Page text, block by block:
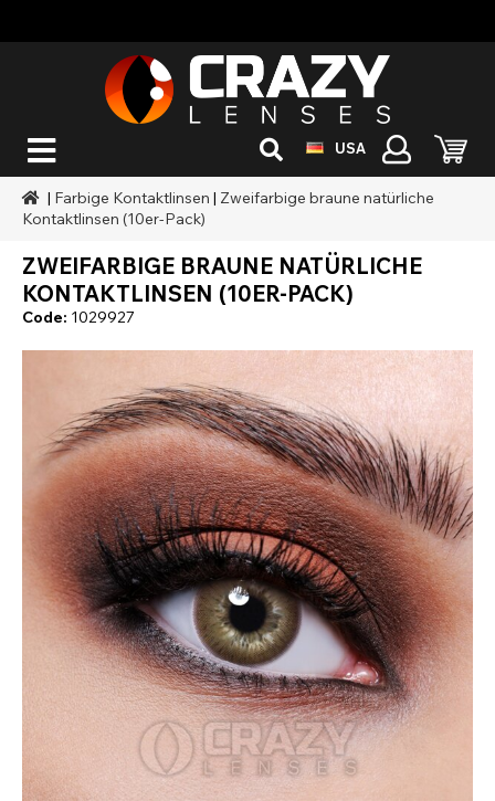
USA
| Farbige Kontaktlinsen | Zweifarbige braune natürliche
Kontaktlinsen (10er-Pack)
ZWEIFARBIGE BRAUNE NATÜRLICHE
KONTAKTLINSEN (10ER-PACK)
Code: 1029927